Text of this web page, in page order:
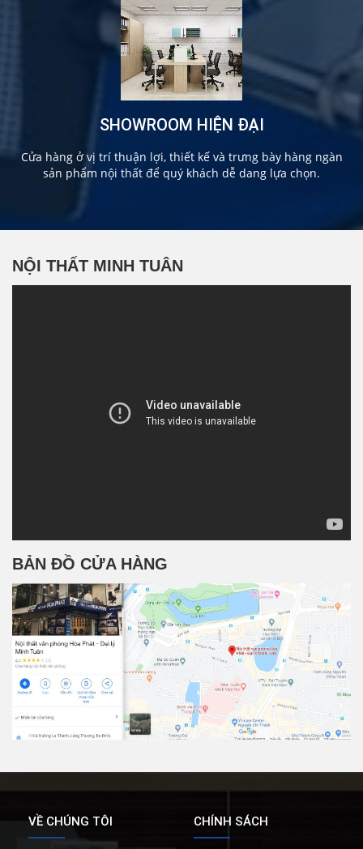
SHOWROOM HIỆN ĐẠI
Cửa hàng ở vị trí thuận lợi, thiết kế và trưng bày hàng ngàn
sản phẩm nội thất để quý khách dễ dang lựa chọn.
NỘI THẤT MINH TUÂN
BẢN ĐỒ CỬA HÀNG
VỀ CHÚNG TÔI CHÍNH SÁCH